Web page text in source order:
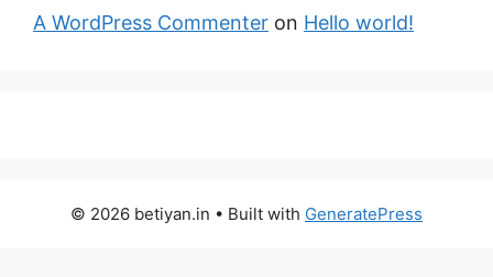
A WordPress Commenter on Hello world!
© 2026 betiyan.in • Built with GeneratePress